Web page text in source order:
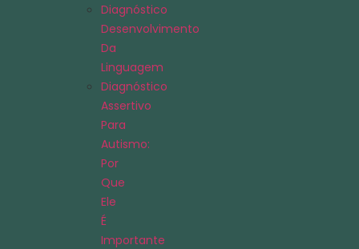
Diagnóstico
Desenvolvimento
Da
Linguagem
Diagnóstico
Assertivo
Para
Autismo:
Por
Que
Ele
É
Importante